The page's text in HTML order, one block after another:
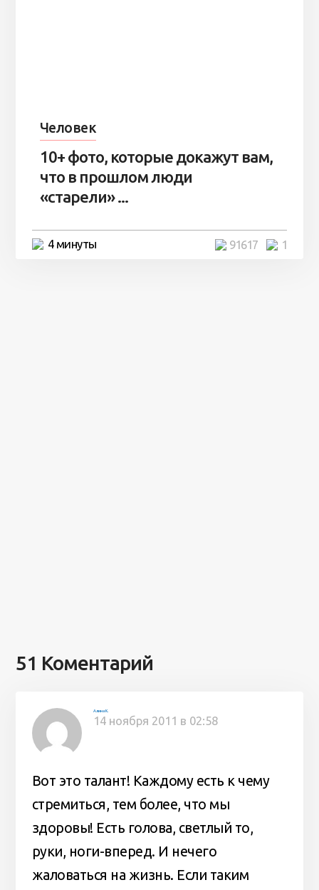
Человек
10+ фото, которые докажут вам,
что в прошлом люди
«старели» ...
4 минуты 1
91617
51 Коментарий
Алина К.
14 ноября 2011 в 02:58
Вот это талант! Каждому есть к чему
стремиться, тем более, что мы
здоровы! Есть голова, светлый то,
руки, ноги-вперед. И нечего
жаловаться на жизнь. Если таким